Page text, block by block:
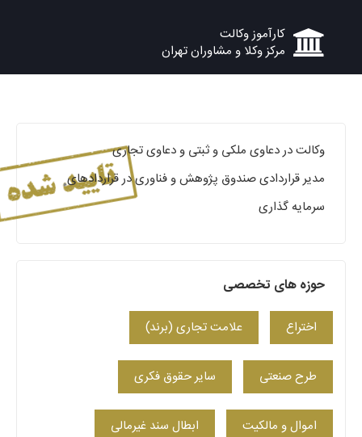
کارآموز وکالت
مرکز وکلا و مشاوران تهران
وکالت در دعاوی ملکی و ثبتی و دعاوی تجاری
مدیر قراردادی صندوق پژوهش و فناوری در قراردادهای
سرمایه گذاری
حوزه های تخصصی
اختراع علامت تجاری (برند)
طرح صنعتی سایر حقوق فکری
اموال و مالکیت ابطال سند غیرمالی